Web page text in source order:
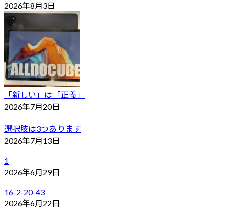
2026年8月3日
「新しい」は「正義」
2026年7月20日
選択肢は3つあります
2026年7月13日
1
2026年6月29日
16-2-20-43
2026年6月22日